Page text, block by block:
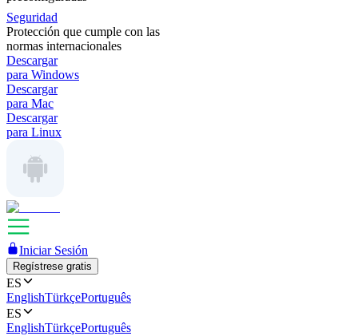
Seguridad
Protección que cumple con las
normas internacionales
Descargar
para Windows
Descargar
para Mac
Descargar
para Linux
Iniciar Sesión
Regístrese gratis
ES
EnglishTürkçePortuguês
ES
EnglishTürkçePortuguês